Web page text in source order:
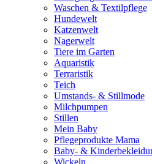
Waschen & Textilpflege
Hundewelt
Katzenwelt
Nagerwelt
Tiere im Garten
Aquaristik
Terraristik
Teich
Umstands- & Stillmode
Milchpumpen
Stillen
Mein Baby
Pflegeprodukte Mama
Baby- &
Wickeln